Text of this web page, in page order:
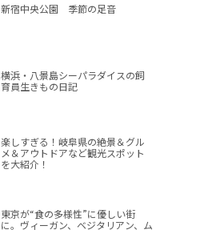
新宿中央公園 季節の足音
横浜・八景島シーパラダイスの飼
育員生きもの日記
楽しすぎる！岐阜県の絶景＆グル
メ＆アウトドアなど観光スポット
を大紹介！
東京が“食の多様性”に優しい街
に。ヴィーガン、ベジタリアン、ム